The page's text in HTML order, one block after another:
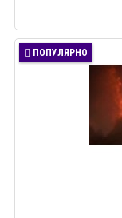
ПОПУЛЯРНО